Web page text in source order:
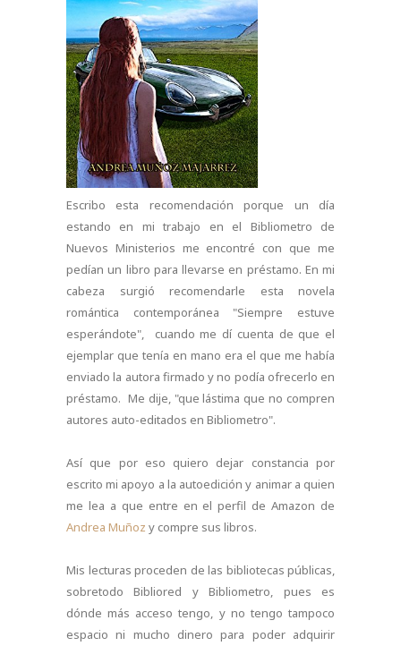
Escribo esta recomendación porque un día
estando en mi trabajo en el Bibliometro de
Nuevos Ministerios me encontré con que me
pedían un libro para llevarse en préstamo. En mi
cabeza surgió recomendarle esta novela
romántica contemporánea "Siempre estuve
esperándote", cuando me dí cuenta de que el
ejemplar que tenía en mano era el que me había
enviado la autora firmado y no podía ofrecerlo en
préstamo. Me dije, "que lástima que no compren
autores auto-editados en Bibliometro".
Así que por eso quiero dejar constancia por
escrito mi apoyo a la autoedición y animar a quien
me lea a que entre en el perfil de Amazon de
Andrea Muñoz y compre sus libros.
Mis lecturas proceden de las bibliotecas públicas,
sobretodo Bibliored y Bibliometro, pues es
dónde más acceso tengo, y no tengo tampoco
espacio ni mucho dinero para poder adquirir